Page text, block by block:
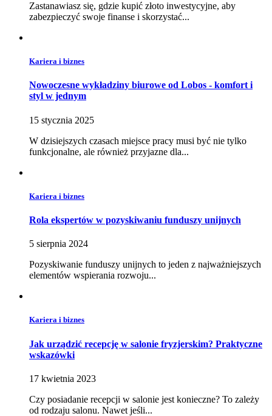
Zastanawiasz się, gdzie kupić złoto inwestycyjne, aby
zabezpieczyć swoje finanse i skorzystać...
Kariera i biznes
Nowoczesne wykładziny biurowe od Lobos - komfort i
styl w jednym
15 stycznia 2025
W dzisiejszych czasach miejsce pracy musi być nie tylko
funkcjonalne, ale również przyjazne dla...
Kariera i biznes
Rola ekspertów w pozyskiwaniu funduszy unijnych
5 sierpnia 2024
Pozyskiwanie funduszy unijnych to jeden z najważniejszych
elementów wspierania rozwoju...
Kariera i biznes
Jak urządzić recepcję w salonie fryzjerskim? Praktyczne
wskazówki
17 kwietnia 2023
Czy posiadanie recepcji w salonie jest konieczne? To zależy
od rodzaju salonu. Nawet jeśli...